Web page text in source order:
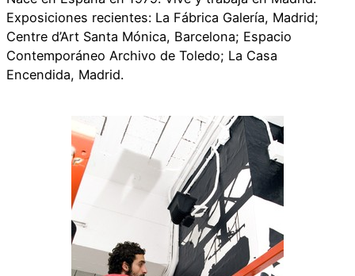
Exposiciones recientes: La Fábrica Galería, Madrid;
Centre d’Art Santa Mónica, Barcelona; Espacio
Contemporáneo Archivo de Toledo; La Casa
Encendida, Madrid.